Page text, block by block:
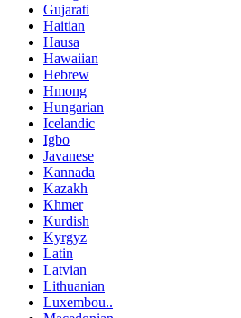
Gujarati
Haitian
Hausa
Hawaiian
Hebrew
Hmong
Hungarian
Icelandic
Igbo
Javanese
Kannada
Kazakh
Khmer
Kurdish
Kyrgyz
Latin
Latvian
Lithuanian
Luxembou..